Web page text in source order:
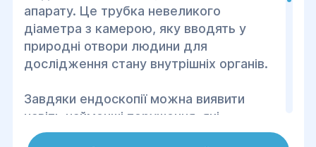
апарату. Це трубка невеликого
діаметра з камерою, яку вводять у
природні отвори людини для
дослідження стану внутрішніх органів.
Завдяки ендоскопії можна виявити
навіть найменші порушення, які
неможливо побачити за допомогою